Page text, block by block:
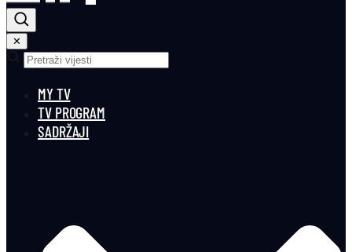
✕
MY TV
TV PROGRAM
SADRŽAJI